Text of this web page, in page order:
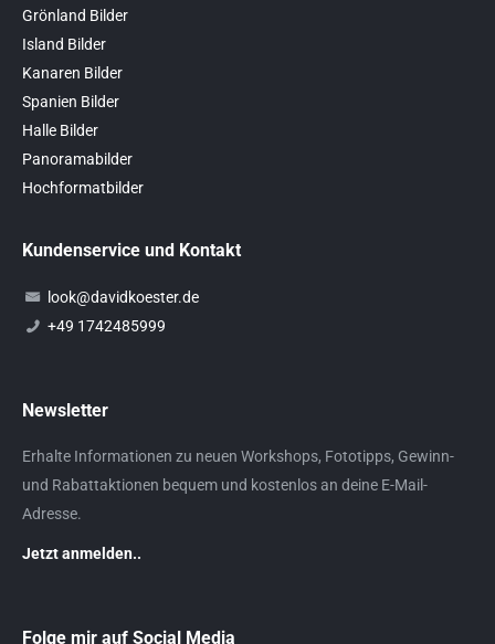
Grönland Bilder
Island Bilder
Kanaren Bilder
Spanien Bilder
Halle Bilder
Panoramabilder
Hochformatbilder
Kundenservice und Kontakt
look@davidkoester.de
+49 1742485999
Newsletter
Erhalte Informationen zu neuen Workshops, Fototipps, Gewinn-
und Rabattaktionen bequem und kostenlos an deine E-Mail-
Adresse.
Jetzt anmelden..
Folge mir auf Social Media